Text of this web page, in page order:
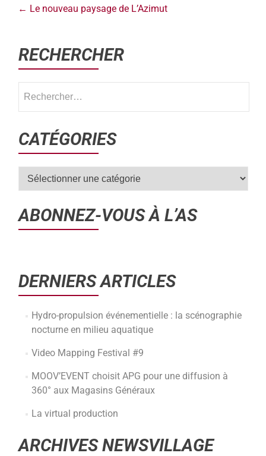
← Le nouveau paysage de L’Azimut
RECHERCHER
CATÉGORIES
ABONNEZ-VOUS À L’AS
DERNIERS ARTICLES
Hydro-propulsion événementielle : la scénographie
nocturne en milieu aquatique
Video Mapping Festival #9
MOOV’EVENT choisit APG pour une diffusion à
360° aux Magasins Généraux
La virtual production
ARCHIVES NEWSVILLAGE